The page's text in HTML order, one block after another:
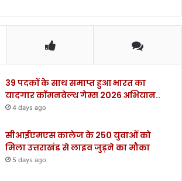
39 पदकों के साथ समाप्त हुआ भारत का
यादगार कॉमनवेल्थ गेम्स 2026 अभियान..
4 days ago
सीआईएमएस कालेज के 250 युवाओं को
मिला उत्तराखंड से लाइव जुड़ने का मौका
5 days ago